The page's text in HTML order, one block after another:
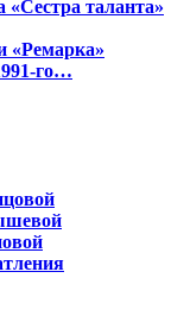
«Сестра таланта»
«Ремарка»
го…